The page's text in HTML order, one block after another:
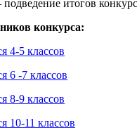
итогов
конкурса:
4-5 классов
6 -7 классов
8-9 классов
10-11 классов